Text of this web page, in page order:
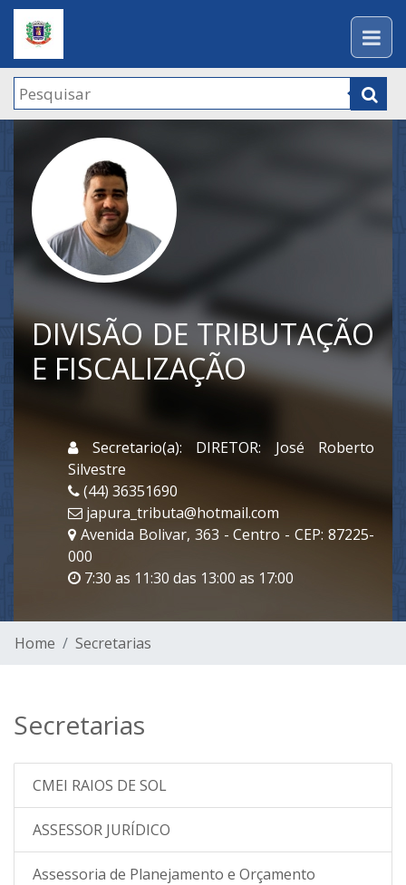
DIVISÃO DE TRIBUTAÇÃO
E FISCALIZAÇÃO
Secretario(a): DIRETOR: José Roberto
Silvestre
(44) 36351690
japura_tributa@hotmail.com
Avenida Bolivar, 363 - Centro - CEP: 87225-
000
7:30 as 11:30 das 13:00 as 17:00
Home Secretarias
Secretarias
CMEI RAIOS DE SOL
ASSESSOR JURÍDICO
Assessoria de Planejamento e Orçamento